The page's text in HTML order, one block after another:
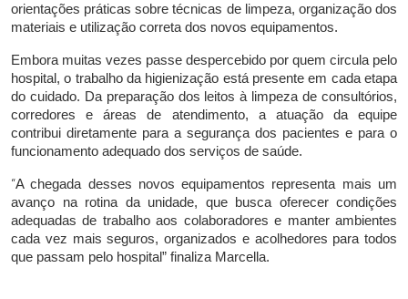
orientações práticas sobre técnicas de limpeza, organização dos
materiais e utilização correta dos novos equipamentos.
Embora muitas vezes passe despercebido por quem circula pelo
hospital, o trabalho da higienização está presente em cada etapa
do cuidado. Da preparação dos leitos à limpeza de consultórios,
corredores e áreas de atendimento, a atuação da equipe
contribui diretamente para a segurança dos pacientes e para o
funcionamento adequado dos serviços de saúde.
“A chegada desses novos equipamentos representa mais um
avanço na rotina da unidade, que busca oferecer condições
adequadas de trabalho aos colaboradores e manter ambientes
cada vez mais seguros, organizados e acolhedores para todos
que passam pelo hospital” finaliza Marcella.